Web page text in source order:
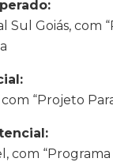
Sul Goiás, com
“Projeto
com